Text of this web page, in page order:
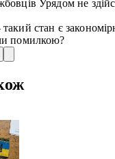
Урядом не
стан є
помилкою?